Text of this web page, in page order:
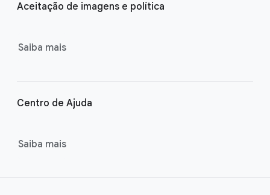
Aceitação de imagens e política
Saiba mais
Centro de Ajuda
Saiba mais